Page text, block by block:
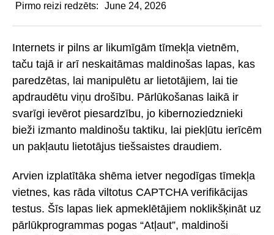
Pirmo reizi redzēts:
June 24, 2026
Internets ir pilns ar likumīgām tīmekļa vietnēm,
taču tajā ir arī neskaitāmas maldinošas lapas, kas
paredzētas, lai manipulētu ar lietotājiem, lai tie
apdraudētu viņu drošību. Pārlūkošanas laikā ir
svarīgi ievērot piesardzību, jo kibernoziedznieki
bieži izmanto maldinošu taktiku, lai piekļūtu ierīcēm
un pakļautu lietotājus tiešsaistes draudiem.
Arvien izplatītāka shēma ietver negodīgas tīmekļa
vietnes, kas rāda viltotus CAPTCHA verifikācijas
testus. Šīs lapas liek apmeklētājiem noklikšķināt uz
pārlūkprogrammas pogas “Atļaut”, maldinoši